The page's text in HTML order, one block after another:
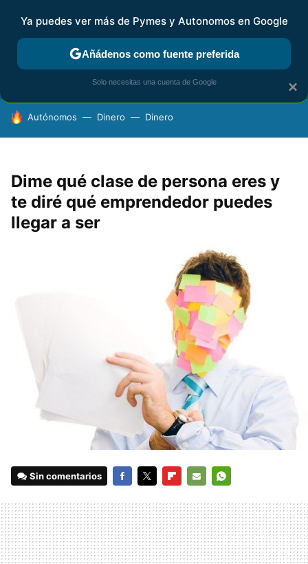
FISCALIDAD Y CONTABILIDAD KIT DIGITAL RENTA
HOY SE HABLA DE
Autónomos Dinero Dinero
Dime qué clase de persona eres y
te diré qué emprendedor puedes
llegar a ser
Sin comentarios
MAIL
×
Ya puedes ver más de Pymes y Autonomos en Google
Añádenos como fuente preferida
Solo necesitas una cuenta de Google